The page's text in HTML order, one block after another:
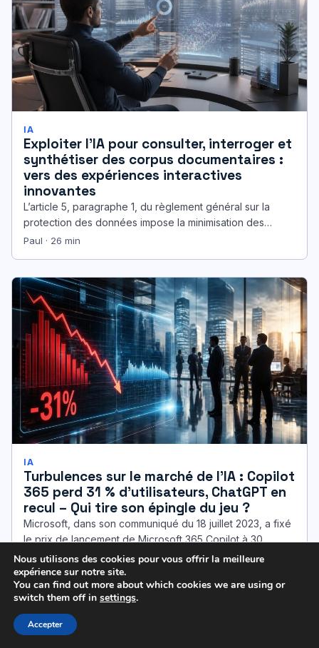
IA
Exploiter l’IA pour consulter, interroger et
synthétiser des corpus documentaires :
vers des expériences interactives
innovantes
L’article 5, paragraphe 1, du règlement général sur la
protection des données impose la minimisation des
informations personnelles, une exigence…
Paul · 26 min
IA
Turbulences sur le marché de l’IA : Copilot
365 perd 31 % d’utilisateurs, ChatGPT en
recul – Qui tire son épingle du jeu ?
Microsoft, dans son communiqué du 18 juillet 2023, a fixé
le prix de lancement de Microsoft 365 Copilot à 30…
Paul · 25 min
Nous utilisons des cookies pour vous offrir la meilleure
expérience sur notre site.
You can find out more about which cookies we are using or
switch them off in settings.
Accepter